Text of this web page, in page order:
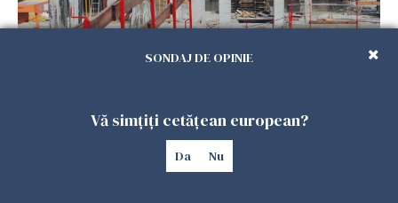
Se caută urgent români pentru șantiere din
Marea Britanie. Salarii de până la 29 de lire pe
SONDAJ DE OPINIE
Vă simțiți cetățean european?
Da Nu